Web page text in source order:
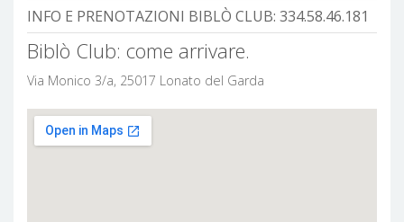
INFO E PRENOTAZIONI BIBLÒ CLUB: 334.58.46.181
Biblò Club: come arrivare.
Via Monico 3/a, 25017 Lonato del Garda